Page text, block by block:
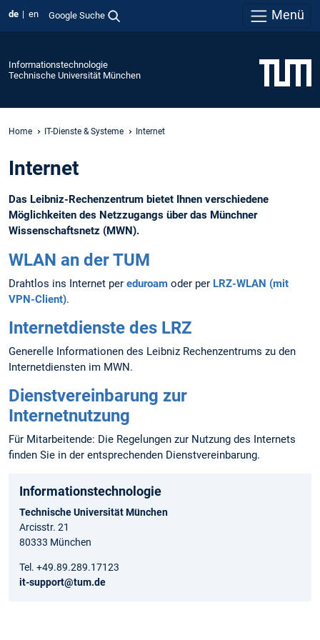
de en Google Suche Menü
Informationstechnologie
Technische Universität München
Home IT-Dienste & Systeme Internet
Internet
Das Leibniz-Rechenzentrum bietet Ihnen verschiedene
Möglichkeiten des Netzzugangs über das Münchner
Wissenschaftsnetz (MWN).
WLAN an der TUM
Drahtlos ins Internet per eduroam oder per LRZ-WLAN (mit
VPN-Client).
Internetdienste des LRZ
Generelle Informationen des Leibniz Rechenzentrums zu den
Internetdiensten im MWN.
Dienstvereinbarung zur
Internetnutzung
Für Mitarbeitende: Die Regelungen zur Nutzung des Internets
finden Sie in der entsprechenden Dienstvereinbarung.
Informationstechnologie
Technische Universität München
Arcisstr. 21
80333 München
Tel. +49.89.289.17123
it-support@tum.de